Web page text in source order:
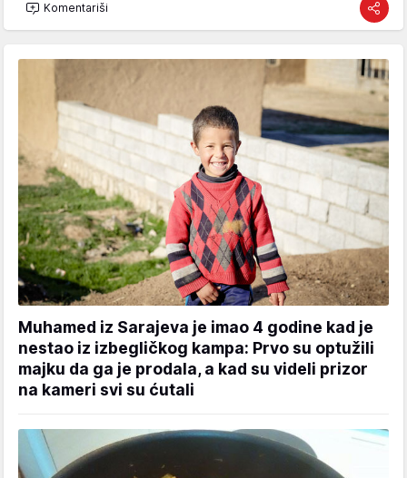
Komentariši
Muhamed iz Sarajeva je imao 4 godine kad je
nestao iz izbegličkog kampa: Prvo su optužili
majku da ga je prodala, a kad su videli prizor
na kameri svi su ćutali